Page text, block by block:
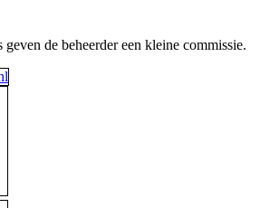
de beheerder een kleine commissie.